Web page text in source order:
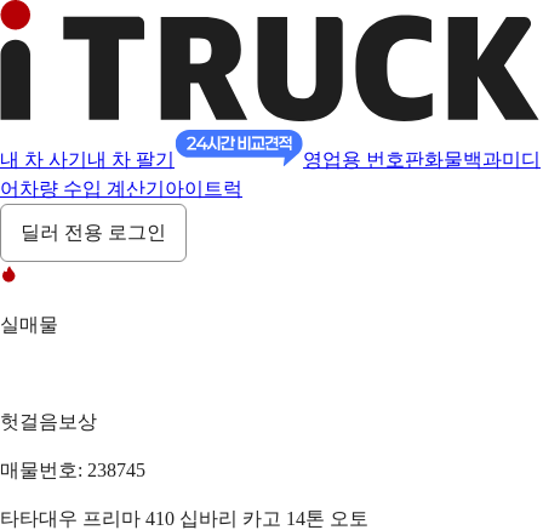
내 차 사기 내 차 팔기 영업용 번호판화물백과미디
어 차량 수입 계산기 아이트럭
딜러 전용 로그인
실매물
헛걸음보상
매물번호: 238745
타타대우 프리마 410 십바리 카고 14톤 오토